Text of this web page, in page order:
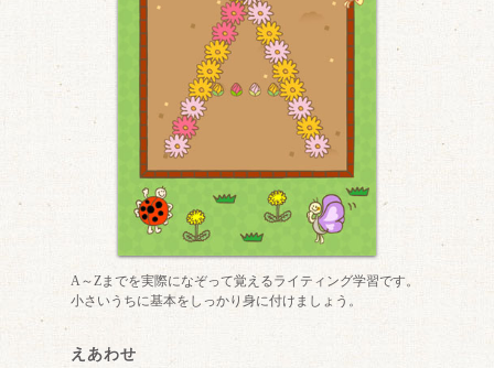
A～Zまでを実際になぞって覚えるライティング学習です。
小さいうちに基本をしっかり身に付けましょう。
えあわせ